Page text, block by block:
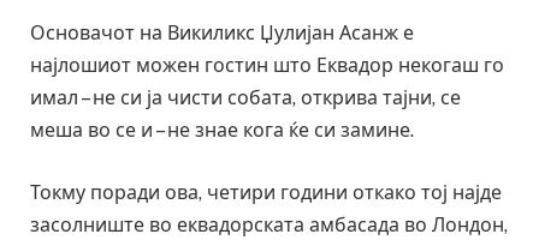
Основачот на Викиликс Џулијан Асанж е
најлошиот можен гостин што Еквадор некогаш го
имал – не си ја чисти собата, открива тајни, се
меша во се и – не знае кога ќе си замине.
Токму поради ова, четири години откако тој најде
засолниште во еквадорската амбасада во Лондон,